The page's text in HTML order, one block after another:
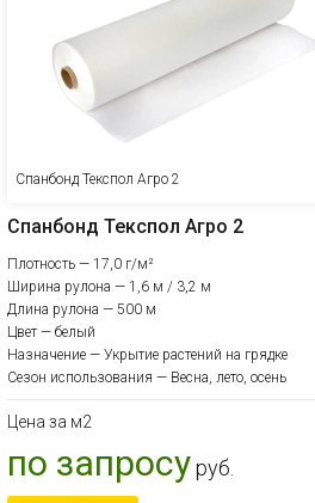
Спанбонд Текспол Агро 2
Спанбонд Текспол Агро 2
Плотность — 17,0 г/м²
Ширина рулона — 1,6 м / 3,2 м
Длина рулона — 500 м
Цвет — белый
Назначение — Укрытие растений на грядке
Сезон использования — Весна, лето, осень
Цена за м2
по запросуруб.